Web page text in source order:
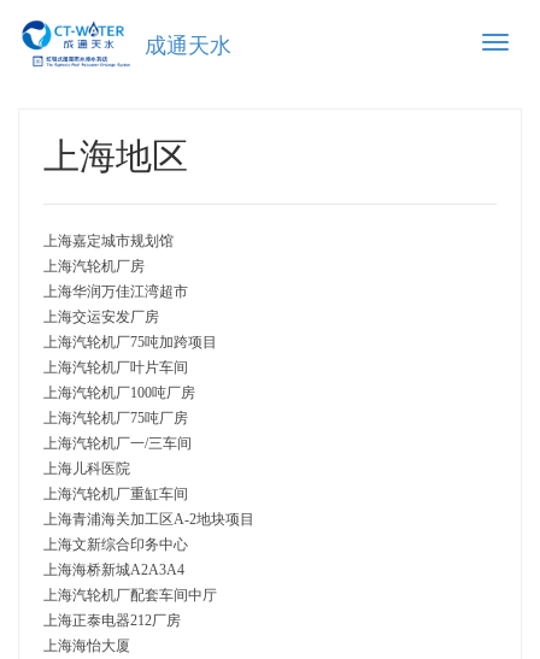
Toggle
成通天水
上海地区
上海嘉定城市规划馆
上海汽轮机厂房
上海华润万佳江湾超市
上海交运安发厂房
上海汽轮机厂75吨加跨项目
上海汽轮机厂叶片车间
上海汽轮机厂100吨厂房
上海汽轮机厂75吨厂房
上海汽轮机厂一/三车间
上海儿科医院
上海汽轮机厂重缸车间
上海青浦海关加工区A-2地块项目
上海文新综合印务中心
上海海桥新城A2A3A4
上海汽轮机厂配套车间中厅
上海正泰电器212厂房
上海海怡大厦